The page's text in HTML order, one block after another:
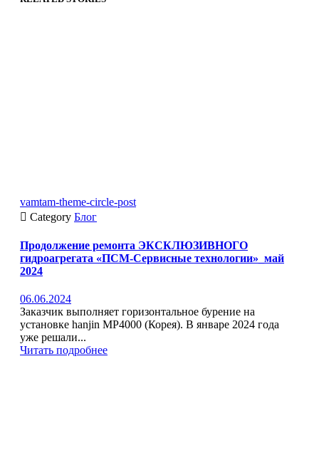
vamtam-theme-circle-post
 Category Блог
Продолжение ремонта ЭКСКЛЮЗИВНОГО
гидроагрегата «ПСМ-Сервисные технологии»_май
2024
06.06.2024
Заказчик выполняет горизонтальное бурение на
установке hanjin MP4000 (Корея). В январе 2024 года
уже решали...
Читать подробнее